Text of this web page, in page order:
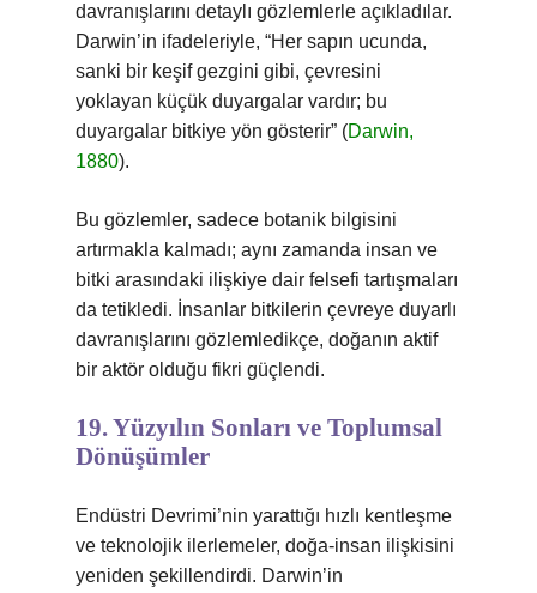
davranışlarını detaylı gözlemlerle açıkladılar.
Darwin’in ifadeleriyle, “Her sapın ucunda,
sanki bir keşif gezgini gibi, çevresini
yoklayan küçük duyargalar vardır; bu
duyargalar bitkiye yön gösterir” (Darwin,
1880).
Bu gözlemler, sadece botanik bilgisini
artırmakla kalmadı; aynı zamanda insan ve
bitki arasındaki ilişkiye dair felsefi tartışmaları
da tetikledi. İnsanlar bitkilerin çevreye duyarlı
davranışlarını gözlemledikçe, doğanın aktif
bir aktör olduğu fikri güçlendi.
19. Yüzyılın Sonları ve Toplumsal
Dönüşümler
Endüstri Devrimi’nin yarattığı hızlı kentleşme
ve teknolojik ilerlemeler, doğa-insan ilişkisini
yeniden şekillendirdi. Darwin’in